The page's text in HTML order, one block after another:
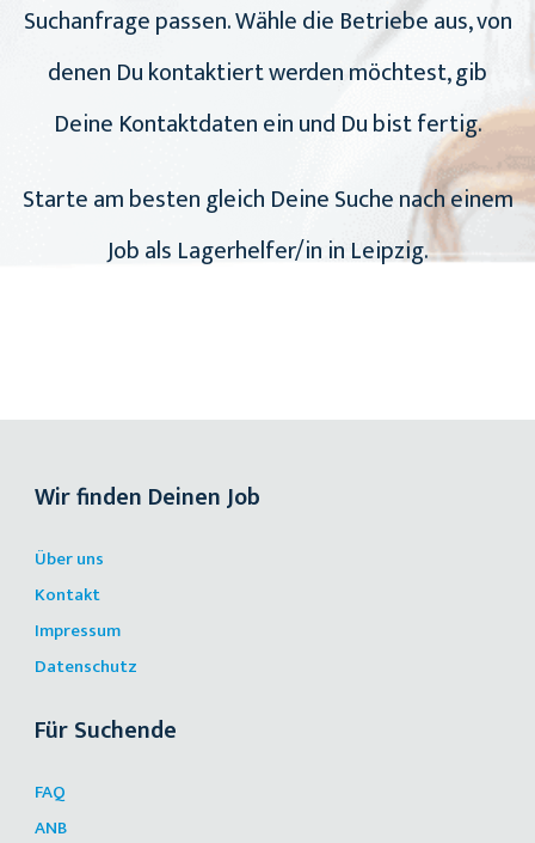
Suchanfrage passen. Wähle die Betriebe aus, von
denen Du kontaktiert werden möchtest, gib
Deine Kontaktdaten ein und Du bist fertig.
Starte am besten gleich Deine Suche nach einem
Job als Lagerhelfer/in in Leipzig.
Wir finden Deinen Job
Über uns
Kontakt
Impressum
Datenschutz
Für Suchende
FAQ
ANB